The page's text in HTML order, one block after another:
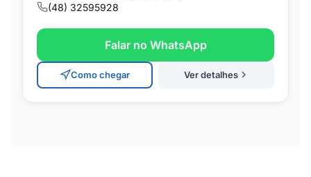
(48) 32595928
Falar no WhatsApp
Como chegar Ver detalhes